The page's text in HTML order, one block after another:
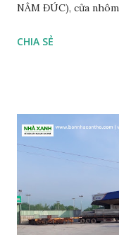
NÂM ĐÚC), cửa
Sofa + bàn - Tủ gỗ +
lượng cho khách có
NỘI THẤT) Bao
hàng … LIÊN HỆ:
CHI TIẾT HOẶC
KHẢO THÊM NHIỀU
CHIA SẺ